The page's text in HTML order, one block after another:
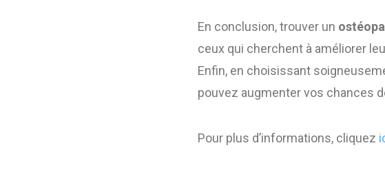
En conclusion, trouver un
ceux qui cherchent à améliorer
Enfin, en choisissant
pouvez augmenter vos chances
Pour plus d’informations, cliquez